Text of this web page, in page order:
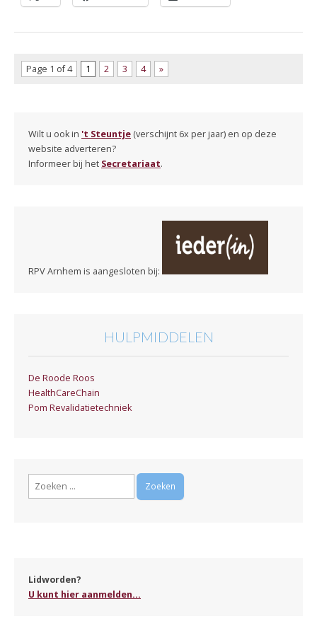
Page 1 of 4 1 2 3 4 »
Wilt u ook in 't Steuntje (verschijnt 6x per jaar) en op deze
website adverteren?
Informeer bij het Secretariaat.
RPV Arnhem is aangesloten bij:
HULPMIDDELEN
De Roode Roos
HealthCareChain
Pom Revalidatietechniek
Zoeken
Lidworden?
U kunt hier aanmelden...